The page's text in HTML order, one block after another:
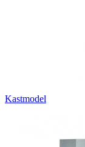
Kastmodel